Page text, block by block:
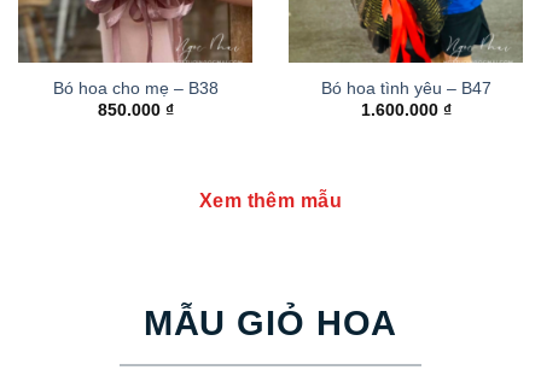
Bó hoa cho mẹ – B38
850.000 ₫
Bó hoa tình yêu – B47
1.600.000 ₫
Xem thêm mẫu
MẪU GIỎ HOA